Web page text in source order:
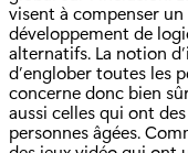
visent à compenser
développement de
alternatifs. La notion
d’englober toutes les
concerne donc bien
aussi celles qui ont
personnes âgées.